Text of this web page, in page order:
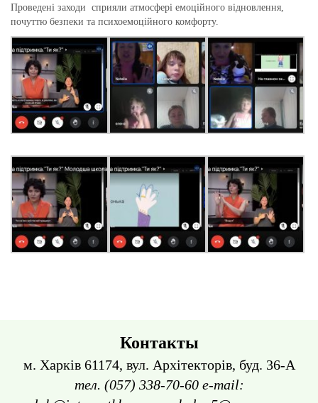
Проведені заходи сприяли атмосфері емоційного відновлення,
почуттю безпеки та психоемоційного комфорту.
Контакты
м. Харків 61174, вул. Архітекторів, буд. 36-А
тел. (057) 338-70-60 e-mail: